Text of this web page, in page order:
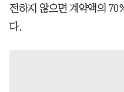
전하지 않으면 계약액의
다.